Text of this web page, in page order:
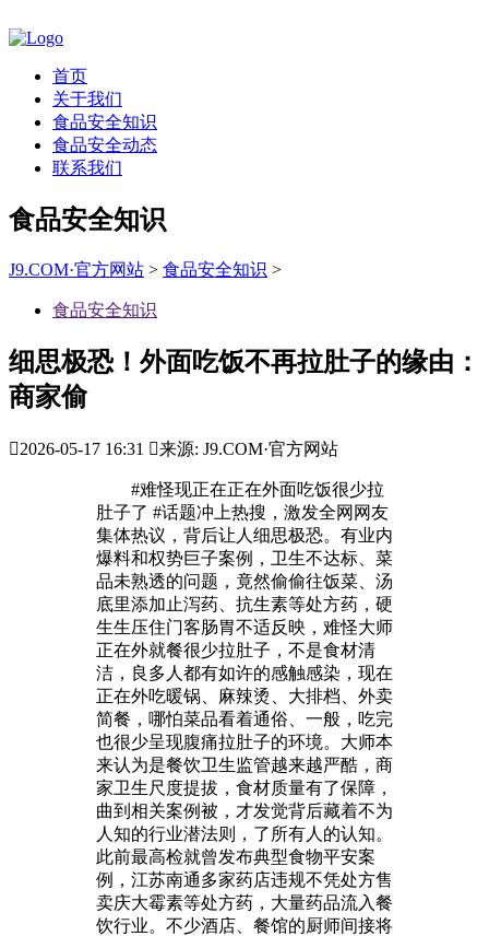
首页
关于我们
食品安全知识
食品安全动态
联系我们
食品安全知识
J9.COM·官方网站 > 食品安全知识 >
食品安全知识
细思极恐！外面吃饭不再拉肚子的缘由：
商家偷
2026-05-17 16:31 来源: J9.COM·官方网站
#难怪现正在正在外面吃饭很少拉
肚子了 #话题冲上热搜，激发全网网友
集体热议，背后让人细思极恐。有业内
爆料和权势巨子案例，卫生不达标、菜
品未熟透的问题，竟然偷偷往饭菜、汤
底里添加止泻药、抗生素等处方药，硬
生生压住门客肠胃不适反映，难怪大师
正在外就餐很少拉肚子，不是食材清
洁，良多人都有如许的感触感染，现在
正在外吃暖锅、麻辣烫、大排档、外卖
简餐，哪怕菜品看着通俗、一般，吃完
也很少呈现腹痛拉肚子的环境。大师本
来认为是餐饮卫生监管越来越严酷，商
家卫生尺度提拔，食材质量有了保障，
曲到相关案例被，才发觉背后藏着不为
人知的行业潜法则，了所有人的认知。
此前最高检就曾发布典型食物平安案
例，江苏南通多家药店违规不凭处方售
卖庆大霉素等处方药，大量药品流入餐
饮行业。不少酒店、餐馆的厨师间接将